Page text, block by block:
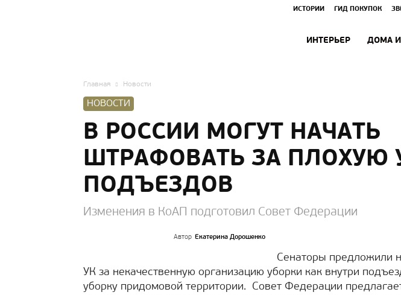
ИСТОРИИ ГИД ПОКУПОК
ИНТЕРЬЕР ДОМА
Главная Новости
НОВОСТИ
В РОССИИ МОГУТ НАЧАТЬ
ШТРАФОВАТЬ ЗА ПЛОХУЮ
ПОДЪЕЗДОВ
Изменения в КоАП подготовил Совет Федерации
Автор Екатерина Дорошенко
Сенаторы предложили
УК за некачественную организацию уборки как внутри
уборку придомовой территории.
Совет Федерации